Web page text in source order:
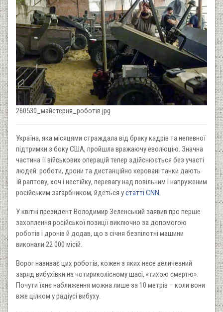
260530_майстерня_роботів.jpg
Україна, яка місяцями страждала від браку кадрів та непевної
підтримки з боку США, пройшла вражаючу еволюцію. Значна
частина її військових операцій тепер здійснюється без участі
людей: роботи, дрони та дистанційно керовані танки дають
їй раптову, хоч і нестійку, перевагу над повільним і напруженим
російським загарбником, йдеться устатті CNN.
У квітні президент Володимир Зеленський заявив про перше
захоплення російської позиції виключно за допомогою
роботів і дронів й додав, що з січня безпілотні машини
виконали 22 000 місій.
Ворог називає цих роботів, кожен з яких несе величезний
заряд вибухівки на чотириколісному шасі, «тихою смертю».
Почути їхнє наближення можна лише за 10 метрів – коли вони
вже цілком у радіусі вибуху.